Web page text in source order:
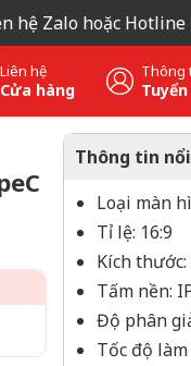
Zalo hoặc Hotline
Liên hệ
Cửa hàng
Thông
Tuyển
Thông tin
Loại màn
Tỉ lệ: 16:9
Kích
Tấm nền:
Độ phân
Tốc độ